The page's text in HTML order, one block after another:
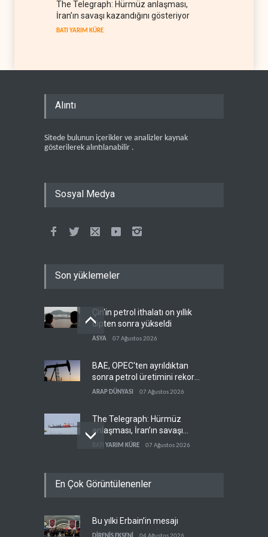
The Telegraph: Hürmüz anlaşması,
İran’ın savaşı kazandığını gösteriyor
BATI YARIM KÜRE
Alıntı
Sitede bulunun içerikler ve analizler kaynak
gösterilerek alıntılanabilir .
Sosyal Medya
Son yüklemeler
Çin'in petrol ithalatı on yıllık
dipten sonra yükseldi
ASYA 07 Ağustos 2026
BAE, OPEC'ten ayrıldıktan
sonra petrol üretimini rekor
düzeye çıkardı
ARAP DÜNYASI 07 Ağustos 2026
The Telegraph: Hürmüz
anlaşması, İran’ın savaşı
kazandığını gösteriyor
BATI YARIM KÜRE 07 Ağustos 2026
değiştirecek yeni askeri
İsrail güçleri Lübnan
En Çok Görüntülenenler
Bu yılki Erbain’in mesajı